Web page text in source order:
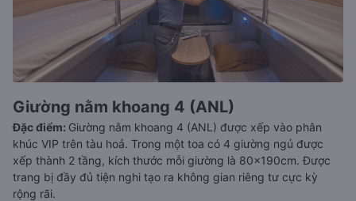
Giường nằm khoang 4 (ANL)
Đặc điểm: Giường nằm khoang 4 (ANL) được xếp vào phân
khúc VIP trên tàu hoả. Trong một toa có 4 giường ngủ được
xếp thành 2 tầng, kích thước mỗi giường là 80x190cm. Được
trang bị đầy đủ tiện nghi tạo ra không gian riêng tư cực kỳ
rộng rãi.